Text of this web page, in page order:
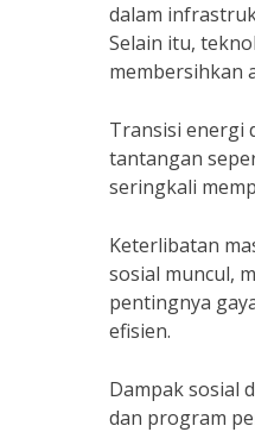
dalam
Selain itu,
membersihkan
Transisi energi
tantangan
seringkali
Keterlibatan
sosial muncul,
pentingnya
efisien.
Dampak sosial
dan program